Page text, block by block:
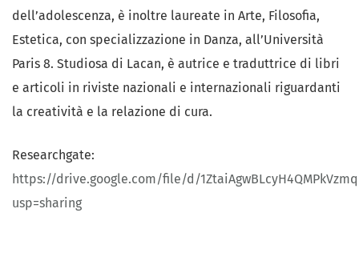
dell’adolescenza, è inoltre laureate in Arte, Filosofia,
Estetica, con specializzazione in Danza, all’Università
Paris 8. Studiosa di Lacan, è autrice e traduttrice di libri
e articoli in riviste nazionali e internazionali riguardanti
la creatività e la relazione di cura.
Researchgate:
https://drive.google.com/file/d/
usp=sharing